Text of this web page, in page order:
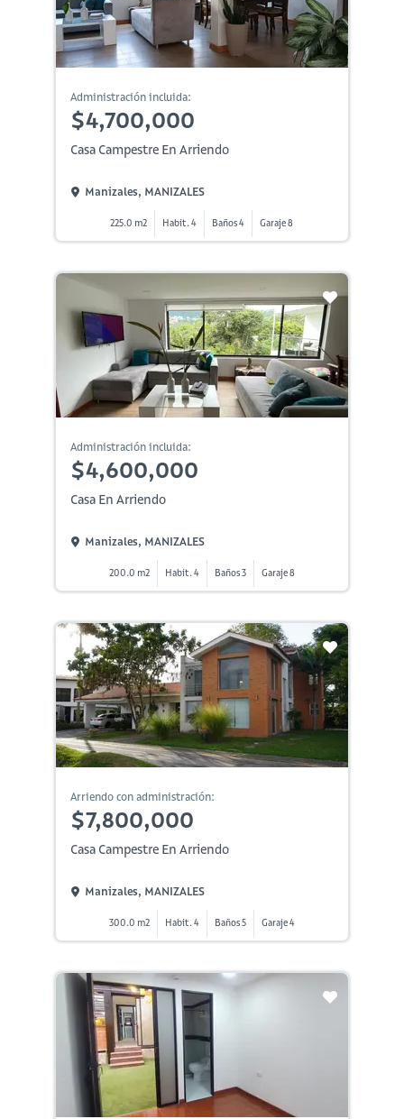
Administración incluida:
$4,700,000
Casa Campestre En Arriendo
Manizales, MANIZALES
225.0 m2 Habit. 4 Baños 4 Garaje 8
Administración incluida:
$4,600,000
Casa En Arriendo
Manizales, MANIZALES
200.0 m2 Habit. 4 Baños 3 Garaje 8
Arriendo con administración:
$7,800,000
Casa Campestre En Arriendo
Manizales, MANIZALES
300.0 m2 Habit. 4 Baños 5 Garaje 4